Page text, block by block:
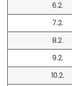
6.2.
7.2.
8.2.
9.2.
10.2.